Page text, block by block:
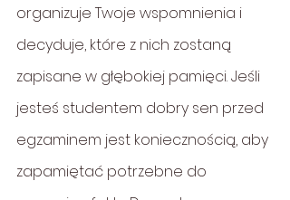
organizuje Twoje wspomnienia i
decyduje, które z nich zostaną
zapisane w głębokiej pamięci. Jeśli
jesteś studentem dobry sen przed
egzaminem jest koniecznością, aby
zapamiętać potrzebne do